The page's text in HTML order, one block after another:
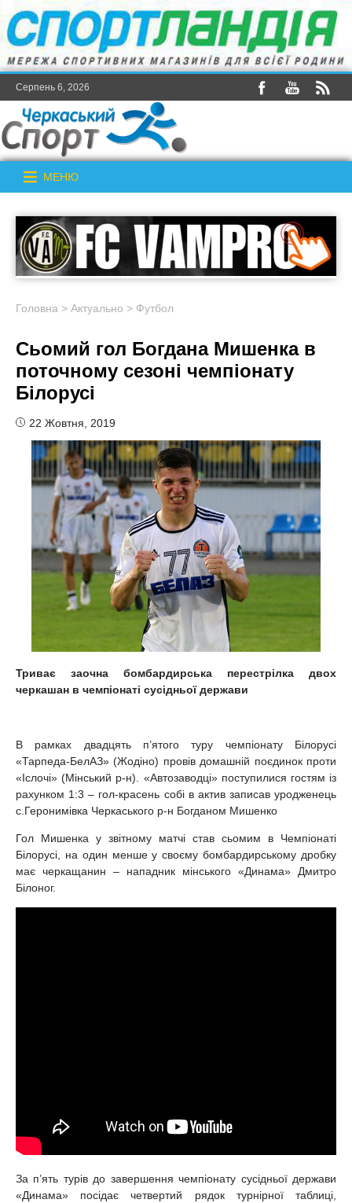
Серпень 6, 2026
МЕНЮ
Головна > Актуально > Футбол
Cьомий гол Богдана Мишенка в
поточному сезоні чемпіонату
Білорусі
22 Жовтня, 2019
Триває заочна бомбардирська перестрілка двох
черкашан в чемпіонаті сусідньої держави
В рамках двадцять п’ятого туру чемпіонату Білорусі
«Тарпеда-БелАЗ» (Жодіно) провів домашній поєдинок проти
«Іслочі» (Мінський р-н). «Автозаводці» поступилися гостям із
рахунком 1:3 – гол-красень собі в актив записав уродженець
с.Геронимівка Черкаського р-н Богданом Мишенко
Гол Мишенка у звітному матчі став сьомим в Чемпіонаті
Білорусі, на один менше у своєму бомбардирському дробку
має черкащанин – нападник мінського «Динама» Дмитро
Білоног.
За п’ять турів до завершення чемпіонату сусідньої держави
«Динама» посідає четвертий рядок турнірної таблиці,